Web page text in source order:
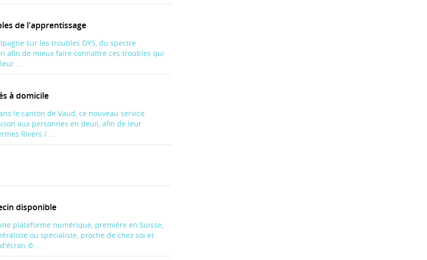
de l'apprentissage
sur les troubles DYS, du spectre
afin de mieux faire connaître ces troubles qui
...
à domicile
le canton de Vaud, ce nouveau service
aux personnes en deuil, afin de leur
Rivers / ...
disponible
plateforme numérique, première en Suisse,
ou spécialiste, proche de chez soi et
© ...